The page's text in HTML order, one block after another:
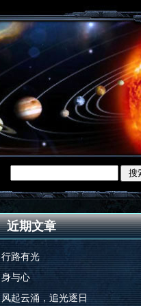
近期文章
行路有光
身与心
风起云涌，追光逐日